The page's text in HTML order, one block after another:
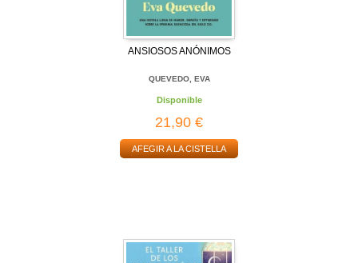
ANSIOSOS ANÓNIMOS
QUEVEDO, EVA
Disponible
21,90 €
AFEGIR A LA CISTELLA